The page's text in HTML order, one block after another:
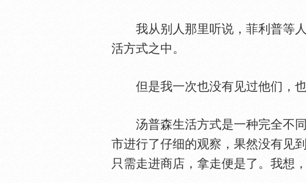
我从别人那里听说，菲利普等人
活方式之中。
但是我一次也没有见过他们，也
汤普森生活方式是一种完全不同
市进行了仔细的观察，果然没有见
只需走进商店，拿走便是了。我想